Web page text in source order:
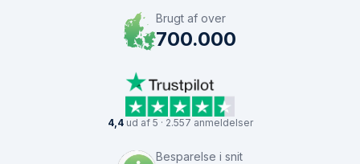
Brugt af over
700.000
4,4ud af 5 · 2.557 anmeldelser
Besparelse i snit